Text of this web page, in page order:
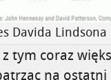
Davida Lindsona
tym coraz
na